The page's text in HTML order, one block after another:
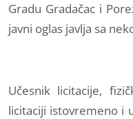
Gradu Gradačac i
javni oglas javlja sa
Učesnik licitacije,
licitaciji istovremeno i